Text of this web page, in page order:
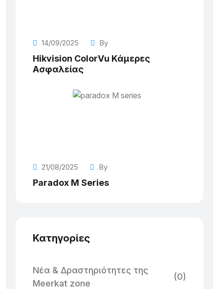
14/09/2025 By
Hikvision ColorVu Κάμερες
Ασφαλείας
21/08/2025 By
Paradox M Series
Κατηγορίες
Νέα & Δραστηριότητες της
Meerkat zone
(0)